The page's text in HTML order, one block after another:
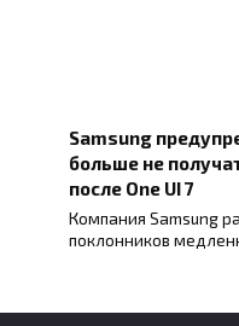
Samsung
больше не
после One UI 7
Компания Samsung
поклонников